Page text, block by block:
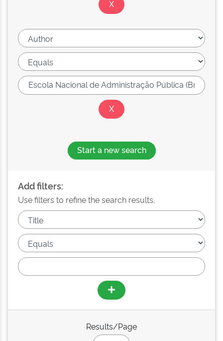
Start a new search
Add filters:
Use filters to refine the search results.
Results/Page